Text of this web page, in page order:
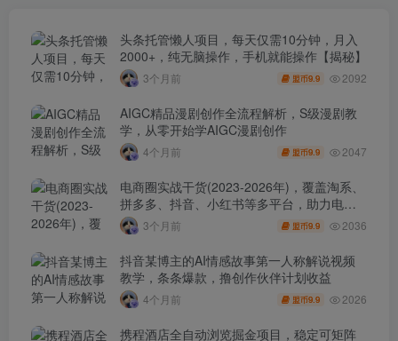
头条托管懒人项目，每天仅需10分钟，月入
2000+，纯无脑操作，手机就能操作【揭秘】
3个月前 盟币9.9 2092
AIGC精品漫剧创作全流程解析，S级漫剧教
学，从零开始学AIGC漫剧创作
4个月前 盟币9.9 2047
电商圈实战干货(2023-2026年)，覆盖淘系、
拼多多、抖音、小红书等多平台，助力电商
人避开坑、提效率、稳盈利(更新4月)
3个月前 盟币9.9 2036
抖音某博主的AI情感故事第一人称解说视频
教学，条条爆款，撸创作伙伴计划收益
4个月前 盟币9.9 2026
携程酒店全自动浏览掘金项目，稳定可矩阵